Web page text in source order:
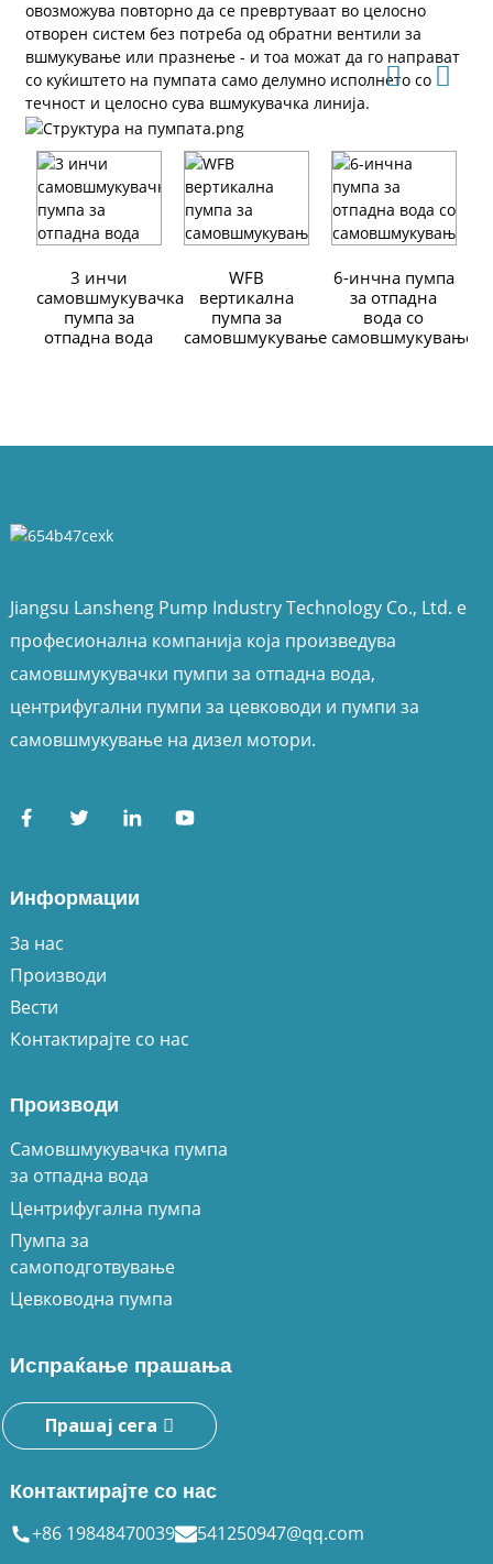
овозможува повторно да се превртуваат во целосно
отворен систем без потреба од обратни вентили за
вшмукување или празнење - и тоа можат да го направат
со куќиштето на пумпата само делумно исполнето со
течност и целосно сува вшмукувачка линија.
3 инчи
самовшмукувачка
пумпа за
отпадна вода
WFB
вертикална
пумпа за
самовшмукување
6-инчна пумпа
за отпадна
вода со
самовшмукување
Jiangsu Lansheng Pump Industry Technology Co., Ltd. е
професионална компанија која произведува
самовшмукувачки пумпи за отпадна вода,
центрифугални пумпи за цевководи и пумпи за
самовшмукување на дизел мотори.
Информации
За нас
Производи
Вести
Контактирајте со нас
Производи
Самовшмукувачка пумпа
за отпадна вода
Центрифугална пумпа
Пумпа за
самоподготвување
Цевководна пумпа
Испраќање прашања
Прашај сега
Контактирајте со нас
+86 19848470039
541250947@qq.com